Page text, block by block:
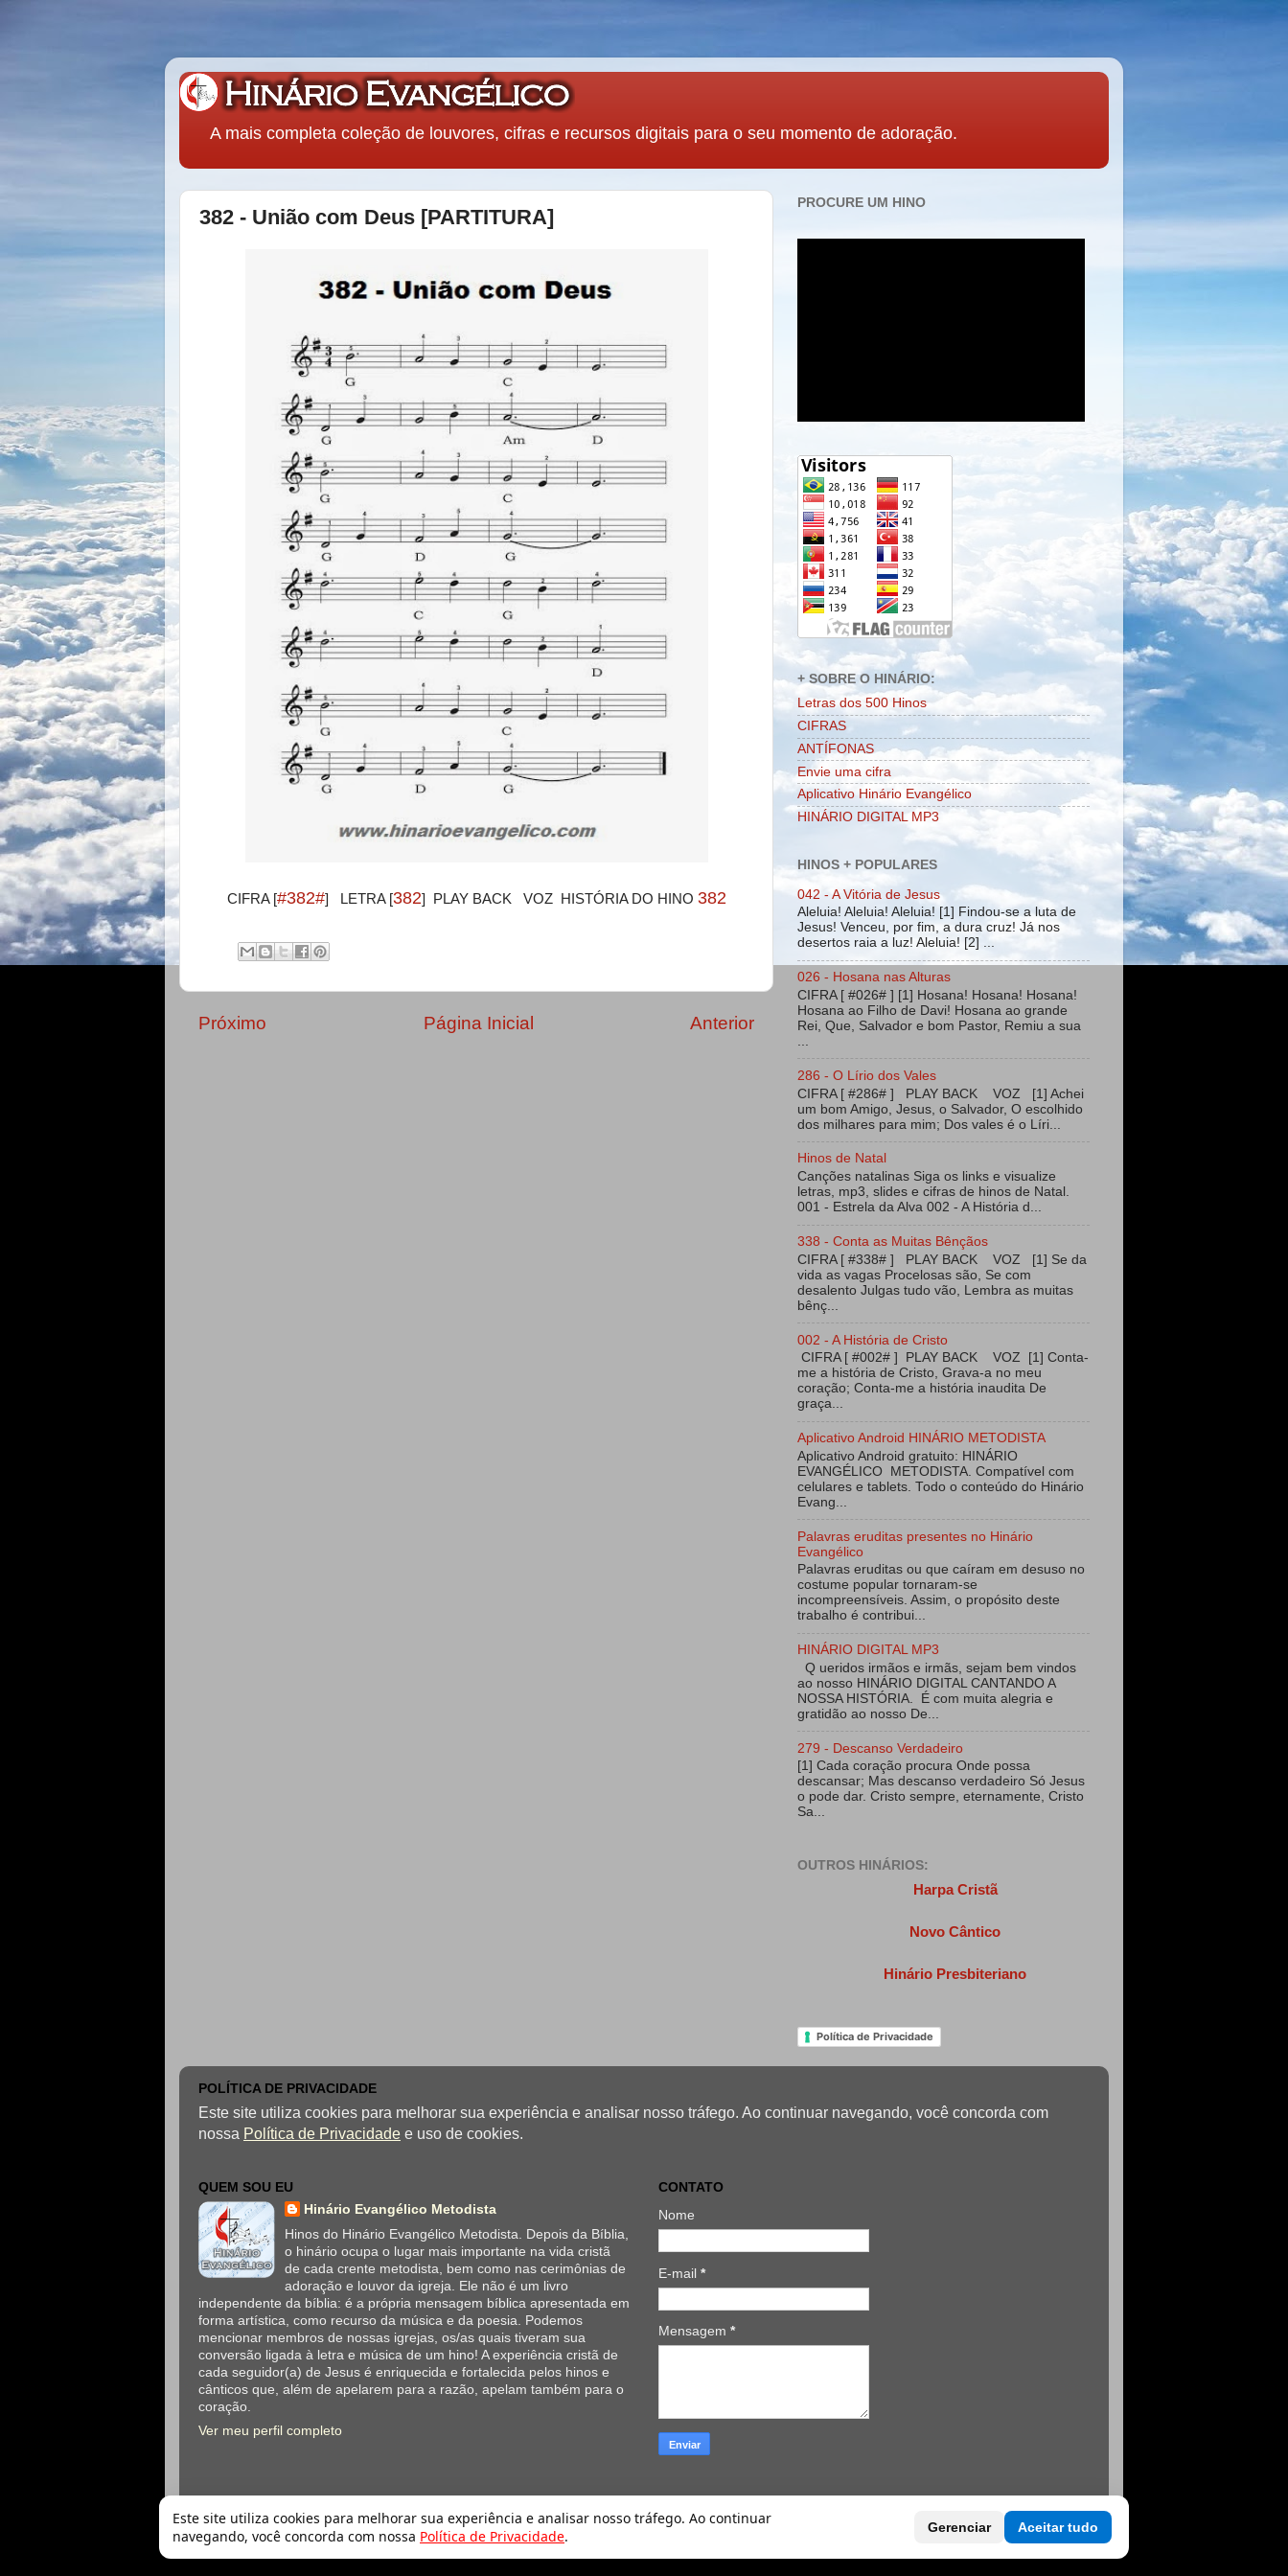
A mais completa coleção de louvores, cifras e recursos digitais para o seu momento de adoração.
382 - União com Deus [PARTITURA]
CIFRA [#382#] LETRA [382] PLAY BACK VOZ HISTÓRIA DO HINO 382
Próximo Anterior
Página Inicial
PROCURE UM HINO
+ SOBRE O HINÁRIO:
Letras dos 500 Hinos
CIFRAS
ANTÍFONAS
Envie uma cifra
Aplicativo Hinário Evangélico
HINÁRIO DIGITAL MP3
HINOS + POPULARES
042 - A Vitória de Jesus
Aleluia! Aleluia! Aleluia! [1] Findou-se a luta de
Jesus! Venceu, por fim, a dura cruz! Já nos
desertos raia a luz! Aleluia! [2] ...
026 - Hosana nas Alturas
CIFRA [ #026# ] [1] Hosana! Hosana! Hosana!
Hosana ao Filho de Davi! Hosana ao grande
Rei, Que, Salvador e bom Pastor, Remiu a sua
286 - O Lírio dos Vales
CIFRA [ #286# ] PLAY BACK VOZ [1] Achei
um bom Amigo, Jesus, o Salvador, O escolhido
dos milhares para mim; Dos vales é o Líri...
Hinos de Natal
Canções natalinas Siga os links e visualize
letras, mp3, slides e cifras de hinos de Natal.
001 - Estrela da Alva 002 - A História d...
338 - Conta as Muitas Bênçãos
CIFRA [ #338# ] PLAY BACK VOZ [1] Se da
vida as vagas Procelosas são, Se com
desalento Julgas tudo vão, Lembra as muitas
bênç...
002 - A História de Cristo
CIFRA [ #002# ] PLAY BACK VOZ [1] Conta-
me a história de Cristo, Grava-a no meu
coração; Conta-me a história inaudita De
graça...
Aplicativo Android HINÁRIO METODISTA
Aplicativo Android gratuito: HINÁRIO
EVANGÉLICO METODISTA. Compatível com
celulares e tablets. Todo o conteúdo do Hinário
Evang...
Palavras eruditas presentes no Hinário
Evangélico
Palavras eruditas ou que caíram em desuso no
costume popular tornaram-se
incompreensíveis. Assim, o propósito deste
trabalho é contribui...
HINÁRIO DIGITAL MP3
Q ueridos irmãos e irmãs, sejam bem vindos
ao nosso HINÁRIO DIGITAL CANTANDO A
NOSSA HISTÓRIA. É com muita alegria e
gratidão ao nosso De...
279 - Descanso Verdadeiro
[1] Cada coração procura Onde possa
descansar; Mas descanso verdadeiro Só Jesus
o pode dar. Cristo sempre, eternamente, Cristo
Sa...
OUTROS HINÁRIOS:
Harpa Cristã
Novo Cântico
Hinário Presbiteriano
Política de Privacidade
POLÍTICA DE PRIVACIDADE
Este site utiliza cookies para melhorar sua experiência e analisar nosso tráfego. Ao continuar navegando, você concorda com
nossa Política de Privacidade e uso de cookies.
Este site utiliza cookies para melhorar sua experiência e analisar nosso tráfego. Ao continuar
navegando, você concorda com nossa Política de Privacidade. Gerenciar Aceitar tudo
QUEM SOU EU
Hinário Evangélico Metodista
Hinos do Hinário Evangélico Metodista. Depois da Bíblia,
o hinário ocupa o lugar mais importante na vida cristã
de cada crente metodista, bem como nas cerimônias de
adoração e louvor da igreja. Ele não é um livro
independente da bíblia: é a própria mensagem bíblica apresentada em
forma artística, como recurso da música e da poesia. Podemos
mencionar membros de nossas igrejas, os/as quais tiveram sua
conversão ligada à letra e música de um hino! A experiência cristã de
cada seguidor(a) de Jesus é enriquecida e fortalecida pelos hinos e
cânticos que, além de apelarem para a razão, apelam também para o
coração.
Ver meu perfil completo
CONTATO
Nome
E-mail *
Mensagem *